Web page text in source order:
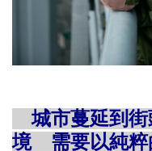
城市蔓延到
境 需要以純粹